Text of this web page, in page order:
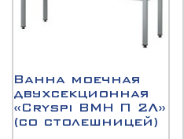
Ванна моечная
двухсекционная
«Cryspi ВМН П 2Л»
(со столешницей)